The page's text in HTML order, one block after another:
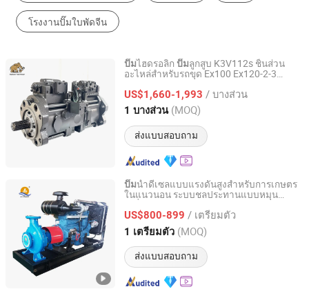
ปั๊มไฮดรอลิก ปั๊มลูกสูบ K3V112s ชิ้นส่วน
อะไหล่สำหรับรถขุด Ex100 Ex120-2-3
US$1,660-1,993 / บางส่วน
1 บางส่วน (MOQ)
ส่งแบบสอบถาม
Elephant Fluid (Hebei) Hydraulic Machinery Co., Ltd.
Hebei, China อัตราจาก 2018
ปั๊มน้ำดีเซลแบบแรงดันสูงสำหรับการเกษตร
ในแนวนอน ระบบชลประทานแบบหมุน
US$800-899 / เตรียมตัว
1 เตรียมตัว (MOQ)
ส่งแบบสอบถาม
Shijiazhuang An Pump Machinery Co., Ltd.
Hebei, China อัตราจาก 2015